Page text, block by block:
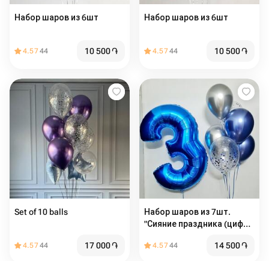
Набор шаров из 6шт
4.5744 10 500֏
Набор шаров из 6шт
4.5744 10 500֏
Set of 10 balls
4.5744 17 000֏
Набор шаров из 7шт.
"Сияние праздника (цифру
4.5744 14 500֏